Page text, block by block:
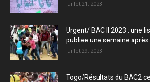
juillet 21, 2023
Urgent/ BAC II 2023 : une
publiée une semaine après
juillet 29, 2023
Togo/Résultats du BAC2